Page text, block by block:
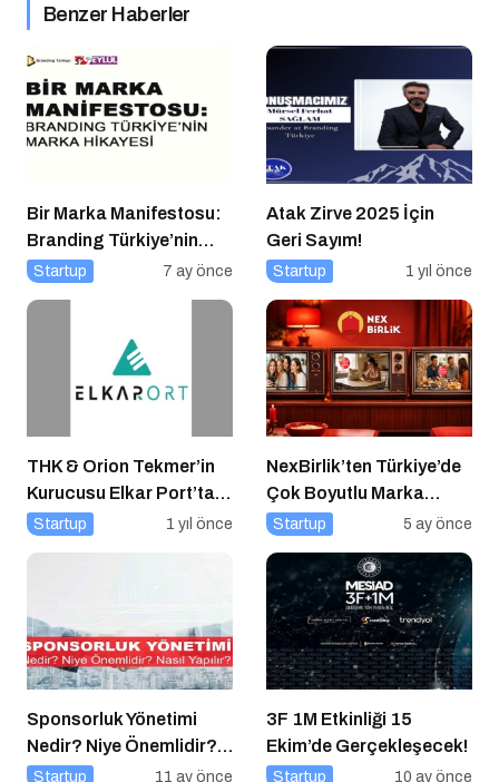
Benzer Haberler
Bir Marka Manifestosu:
Branding Türkiye’nin
Marka Hikayesi
Startup 7 ay önce
Atak Zirve 2025 İçin
Geri Sayım!
Startup 1 yıl önce
THK & Orion Tekmer’in
Kurucusu Elkar Port’tan
Savunma Sanayii
Startup 1 yıl önce
NexBirlik’ten Türkiye’de
Çok Boyutlu Marka
Hamlesi
Startup 5 ay önce
Sponsorluk Yönetimi
Nedir? Niye Önemlidir?
Nasıl Yapılır?
Startup 11 ay önce
3F 1M Etkinliği 15
Ekim’de Gerçekleşecek!
Startup 10 ay önce